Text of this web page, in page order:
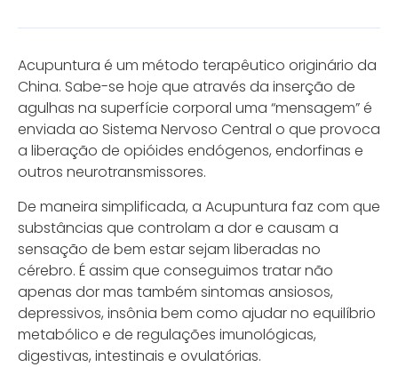
Acupuntura é um método terapêutico originário da
China. Sabe-se hoje que através da inserção de
agulhas na superfície corporal uma “mensagem” é
enviada ao Sistema Nervoso Central o que provoca
a liberação de opióides endógenos, endorfinas e
outros neurotransmissores.
De maneira simplificada, a Acupuntura faz com que
substâncias que controlam a dor e causam a
sensação de bem estar sejam liberadas no
cérebro. É assim que conseguimos tratar não
apenas dor mas também sintomas ansiosos,
depressivos, insônia bem como ajudar no equilíbrio
metabólico e de regulações imunológicas,
digestivas, intestinais e ovulatórias.